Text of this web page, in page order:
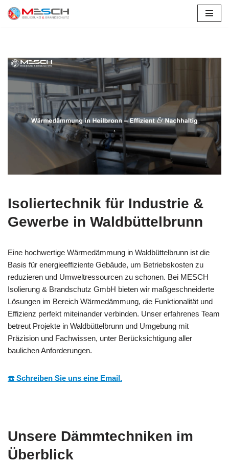
Isoliertechnik für Industrie &
Gewerbe in Waldbüttelbrunn
Eine hochwertige Wärmedämmung in Waldbüttelbrunn ist die
Basis für energieeffiziente Gebäude, um Betriebskosten zu
reduzieren und Umweltressourcen zu schonen. Bei MESCH
Isolierung & Brandschutz GmbH bieten wir maßgeschneiderte
Lösungen im Bereich Wärmedämmung, die Funktionalität und
Effizienz perfekt miteinander verbinden. Unser erfahrenes Team
betreut Projekte in Waldbüttelbrunn und Umgebung mit
Präzision und Fachwissen, unter Berücksichtigung aller
baulichen Anforderungen.
☎️ Schreiben Sie uns eine Email.
Unsere Dämmtechniken im
Überblick